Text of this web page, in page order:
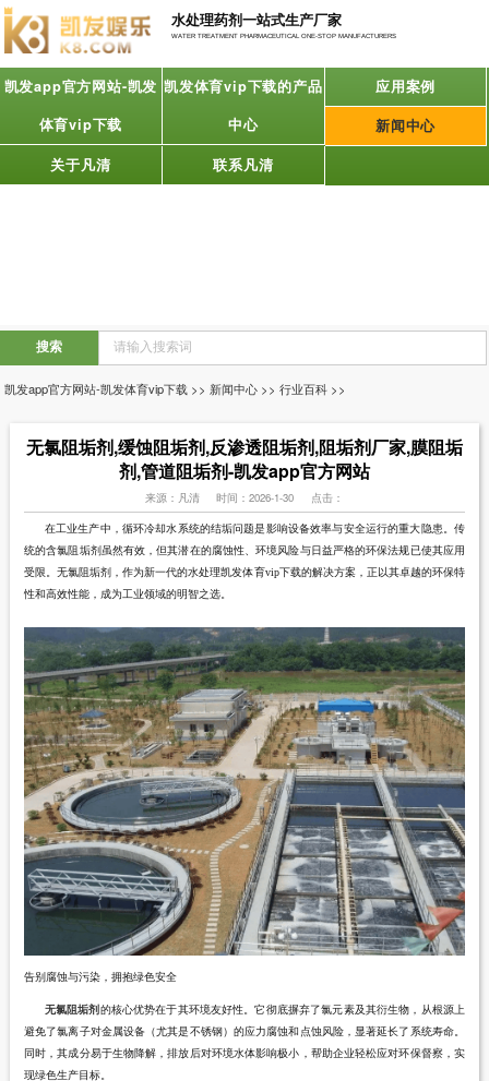
水处理药剂一站式生产厂家
WATER TREATMENT PHARMACEUTICAL ONE-STOP MANUFACTURERS
凯发app官方网站-凯发
体育vip下载
凯发体育vip下载的产品
中心
应用案例
新闻中心
关于凡清
联系凡清
凯发app官方网站-凯发体育vip下载 >> 新闻中心 >>行业百科 >>
无氯阻垢剂,缓蚀阻垢剂,反渗透阻垢剂,阻垢剂厂家,膜阻垢
剂,管道阻垢剂-凯发app官方网站
来源：凡清 时间：2026-1-30 点击：
在工业生产中，循环冷却水系统的结垢问题是影响设备效率与安全运行的重大隐患。传
统的含氯阻垢剂虽然有效，但其潜在的腐蚀性、环境风险与日益严格的环保法规已使其应用
受限。无氯阻垢剂，作为新一代的水处理凯发体育vip下载的解决方案，正以其卓越的环保特
性和高效性能，成为工业领域的明智之选。
告别腐蚀与污染，拥抱绿色安全
无氯阻垢剂 的核心优势在于其环境友好性。它彻底摒弃了氯元素及其衍生物，从根源上
避免了氯离子对金属设备（尤其是不锈钢）的应力腐蚀和点蚀风险，显著延长了系统寿命。
同时，其成分易于生物降解，排放后对环境水体影响极小，帮助企业轻松应对环保督察，实
现绿色生产目标。